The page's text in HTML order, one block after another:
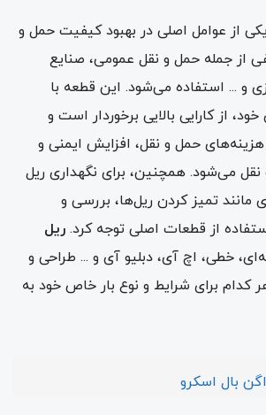
از عوامل اصلی در بهبود کیفیت حمل و
از جمله حمل و نقل عمومی، صنایع
و ... استفاده می‌شود. این قطعه با
از کارایی بالایی برخوردار است و
حمل و نقل، افزایش ایمنی و
می‌شود. همچنین، برای نگهداری ریل
مانند تمیز کردن ریل‌ها، بررسی و
از قطعات اصلی توجه کرد. ریل
خطی، اچ آی، دبلیو آی و ... طراحی و
برای شرایط و نوع بار خاص خود به
بال اسکرو